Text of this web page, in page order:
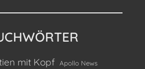
mit Kopf Apollo News